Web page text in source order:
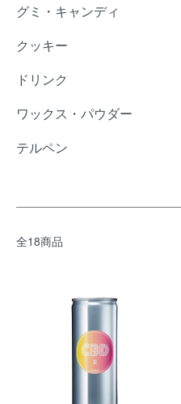
グミ・キャンディ
クッキー
ドリンク
ワックス・パウダー
テルペン
全18商品